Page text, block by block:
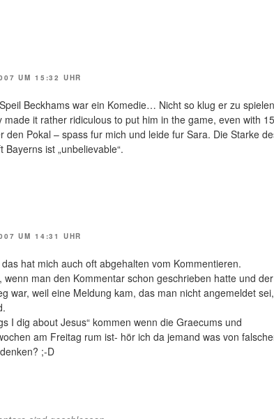
UM 15:32 UHR
Beckhams war ein Komedie… Nicht so klug er zu
made it rather ridiculous to put him in the game, even with
den Pokal – spass fur mich und leide fur Sara. Die Starke
Bayerns ist „unbelievable“.
UM 14:31 UHR
hat mich auch oft abgehalten vom Kommentieren.
wenn man den Kommentar schon geschrieben hatte und
war, weil eine Meldung kam, das man nicht angemeldet
I dig about Jesus“ kommen wenn die Graecums und
am Freitag rum ist- hör ich da jemand was von
;-D